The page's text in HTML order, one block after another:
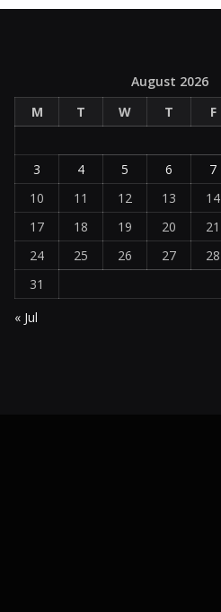
August 2026
M
T W T F
3
4 5 6 7
10
11 12 13 14
17
18 19 20 21
24
25 26 27 28
31
« Jul